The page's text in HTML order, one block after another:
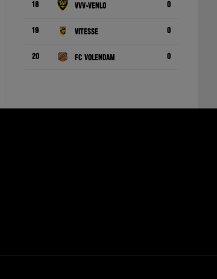
18 VVV-Venlo 0
19 Vitesse 0
20 FC Volendam 0